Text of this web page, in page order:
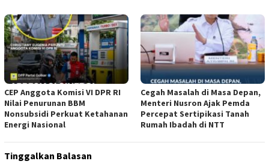
CEP Anggota Komisi VI DPR RI
Nilai Penurunan BBM
Nonsubsidi Perkuat Ketahanan
Energi Nasional
Cegah Masalah di Masa Depan,
Menteri Nusron Ajak Pemda
Percepat Sertipikasi Tanah
Rumah Ibadah di NTT
Tinggalkan Balasan